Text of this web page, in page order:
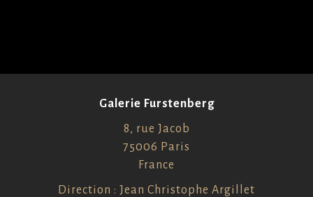
Galerie Furstenberg
8, rue Jacob
75006 Paris
France
Direction : Jean Christophe Argillet